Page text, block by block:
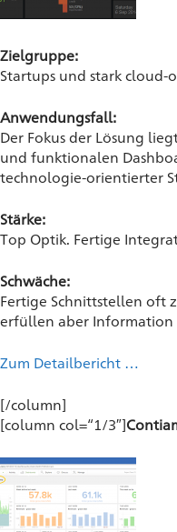
Zielgruppe:
Startups und stark
Anwendungsfall:
Der Fokus der Lösung
und funktionalen
technologie-orientierter
Stärke:
Top Optik. Fertige
Schwäche:
Fertige Schnittstellen oft
erfüllen aber Information
Zum Detailbericht …
[/column]
[column col=“1/3″]